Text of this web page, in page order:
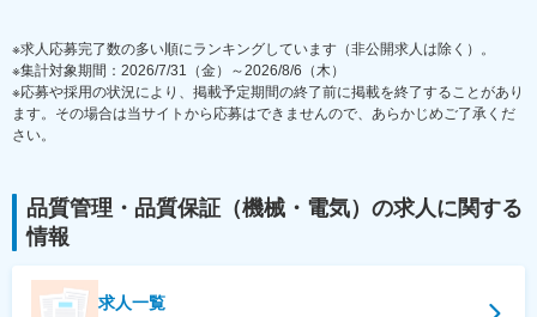
※求人応募完了数の多い順にランキングしています（非公開求人は除く）。
※集計対象期間：2026/7/31（金）～2026/8/6（木）
※応募や採用の状況により、掲載予定期間の終了前に掲載を終了することがあり
ます。その場合は当サイトから応募はできませんので、あらかじめご了承くだ
さい。
品質管理・品質保証（機械・電気） の求人に関する
情報
求人一覧